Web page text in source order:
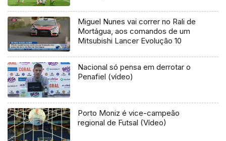
Miguel Nunes vai correr no Rali de
Mortágua, aos comandos de um
Mitsubishi Lancer Evolução 10
Nacional só pensa em derrotar o
Penafiel (vídeo)
Porto Moniz é vice-campeão
regional de Futsal (Vídeo)